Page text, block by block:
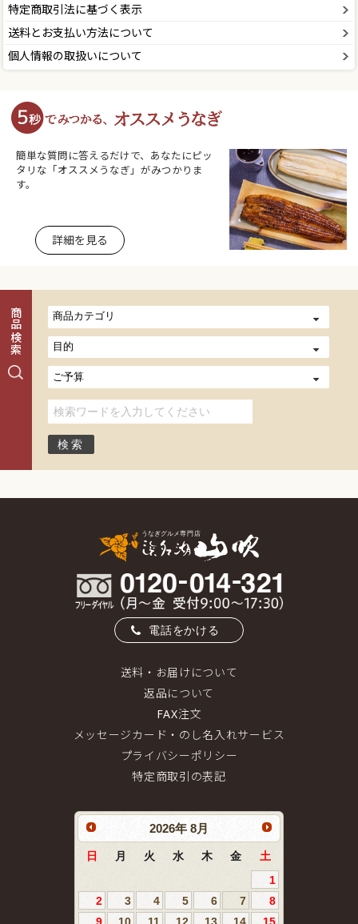
特定商取引法に基づく表示
送料とお支払い方法について
個人情報の取扱いについて
簡単な質問に答えるだけで、あなたにピッ
タリな「オススメうなぎ」がみつかりま
す。
詳細を見る
商品検索
電話をかける
送料・お届けについて
返品について
FAX注文
メッセージカード・のし名入れサービス
プライバシーポリシー
特定商取引の表記
2026年 8月
日 月 火 水 木 金
土
1
2
3 4 5 6 7
8
9
10 11 12 13 14 15